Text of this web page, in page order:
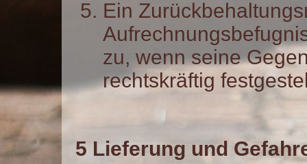
Ein
zu, wenn seine
rechtskräftig
5 Lieferung und